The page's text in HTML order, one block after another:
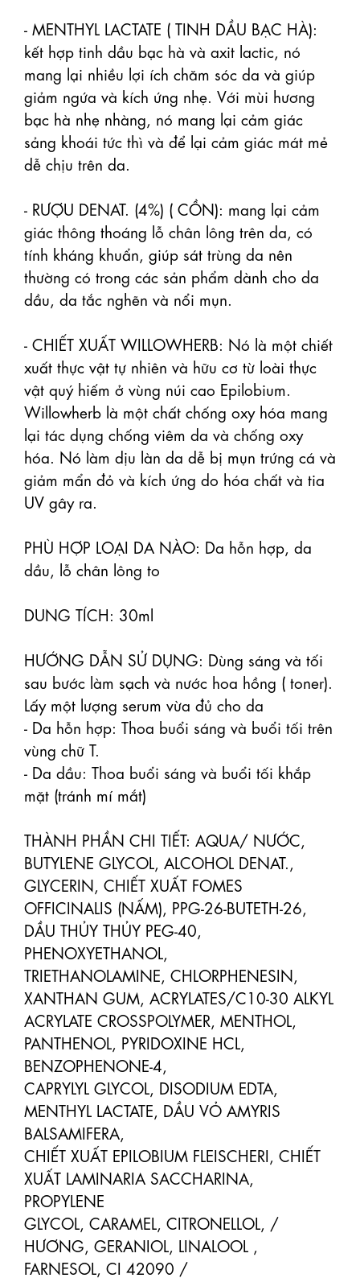
- MENTHYL LACTATE ( TINH DẦU BẠC HÀ):
kết hợp tinh dầu bạc hà và axit lactic, nó
mang lại nhiều lợi ích chăm sóc da và giúp
giảm ngứa và kích ứng nhẹ. Với mùi hương
bạc hà nhẹ nhàng, nó mang lại cảm giác
sảng khoái tức thì và để lại cảm giác mát mẻ
dễ chịu trên da.
- RƯỢU DENAT. (4%) ( CỒN): mang lại cảm
giác thông thoáng lỗ chân lông trên da, có
tính kháng khuẩn, giúp sát trùng da nên
thường có trong các sản phẩm dành cho da
dầu, da tắc nghẽn và nổi mụn.
- CHIẾT XUẤT WILLOWHERB: Nó là một chiết
xuất thực vật tự nhiên và hữu cơ từ loài thực
vật quý hiếm ở vùng núi cao Epilobium.
Willowherb là một chất chống oxy hóa mang
lại tác dụng chống viêm da và chống oxy
hóa. Nó làm dịu làn da dễ bị mụn trứng cá và
giảm mẩn đỏ và kích ứng do hóa chất và tia
UV gây ra.
PHÙ HỢP LOẠI DA NÀO: Da hỗn hợp, da
dầu, lỗ chân lông to
DUNG TÍCH: 30ml
HƯỚNG DẪN SỬ DỤNG: Dùng sáng và tối
sau bước làm sạch và nước hoa hồng ( toner).
Lấy một lượng serum vừa đủ cho da
- Da hỗn hợp: Thoa buổi sáng và buổi tối trên
vùng chữ T.
- Da dầu: Thoa buổi sáng và buổi tối khắp
mặt (tránh mí mắt)
THÀNH PHẦN CHI TIẾT: AQUA/ NƯỚC,
BUTYLENE GLYCOL, ALCOHOL DENAT.,
GLYCERIN, CHIẾT XUẤT FOMES
OFFICINALIS (NẤM), PPG-26-BUTETH-26,
DẦU THỦY THỦY PEG-40,
PHENOXYETHANOL,
TRIETHANOLAMINE, CHLORPHENESIN,
XANTHAN GUM, ACRYLATES/C10-30 ALKYL
ACRYLATE CROSSPOLYMER, MENTHOL,
PANTHENOL, PYRIDOXINE HCL,
BENZOPHENONE-4,
CAPRYLYL GLYCOL, DISODIUM EDTA,
MENTHYL LACTATE, DẦU VỎ AMYRIS
BALSAMIFERA,
CHIẾT XUẤT EPILOBIUM FLEISCHERI, CHIẾT
XUẤT LAMINARIA SACCHARINA,
PROPYLENE
GLYCOL, CARAMEL, CITRONELLOL, /
HƯƠNG, GERANIOL, LINALOOL ,
FARNESOL, CI 42090 /